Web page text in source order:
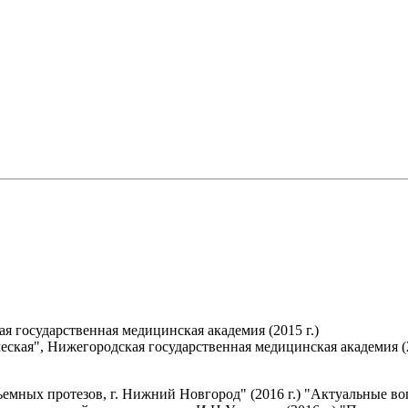
медицинская академия (2015 г.)
Нижегородская государственная медицинская академия
протезов, г. Нижний Новгород" (2016 г.) "Актуальные